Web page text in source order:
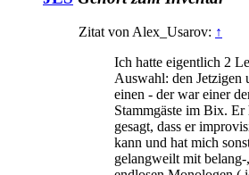
Zitat von Alex_Usarov: ↑
Ich hatte eigentlich 2
Auswahl: den Jetzigen
einen - der war einer
Stammgäste im Bix. Er
gesagt, dass er
kann und hat mich
gelangweilt mit